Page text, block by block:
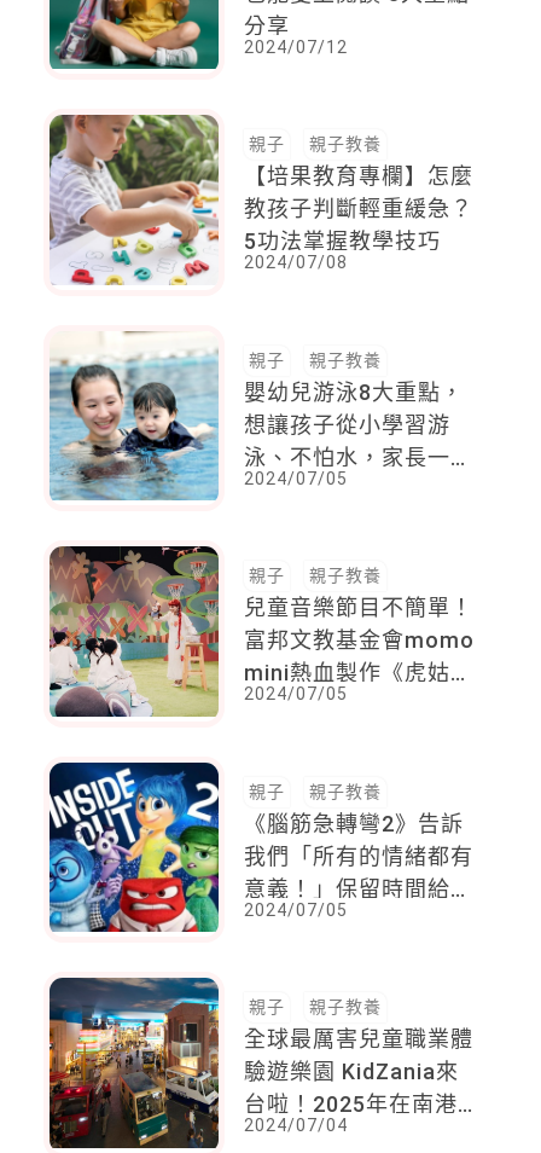
分享
2024/07/12
親子 親子教養
【培果教育專欄】怎麼
教孩子判斷輕重緩急？
5功法掌握教學技巧
2024/07/08
親子 親子教養
嬰幼兒游泳8大重點，
想讓孩子從小學習游
泳、不怕水，家長一定
要看！
2024/07/05
親子 親子教養
兒童音樂節目不簡單！
富邦文教基金會momo
mini熱血製作《虎姑婆
和他的朋友》
2024/07/05
親子 親子教養
《腦筋急轉彎2》告訴
我們「所有的情緒都有
意義！」保留時間給孩
子耍廢沒關係，自發性
2024/07/05
親子 親子教養
全球最厲害兒童職業體
驗遊樂園 KidZania來
台啦！2025年在南港
LaLaport 開幕
2024/07/04